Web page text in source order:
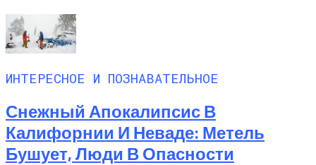
ИНТЕРЕСНОЕ И ПОЗНАВАТЕЛЬНОЕ
Снежный Апокалипсис В
Калифорнии И Неваде: Метель
Бушует, Люди В Опасности